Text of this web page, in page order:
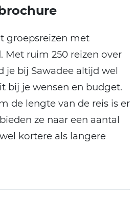
groepsreizen met
Met ruim 250 reizen over
je bij Sawadee altijd wel
bij je wensen en budget.
de lengte van de reis is er
ze naar een aantal
kortere als langere